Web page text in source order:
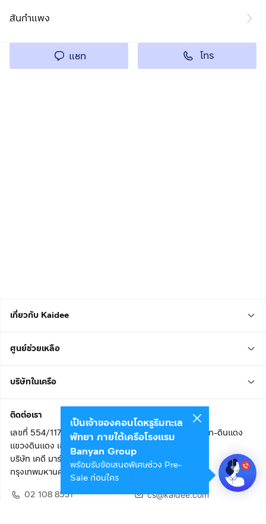
สันกำแพง
แชท โทร
เกี่ยวกับ Kaidee
ศูนย์ช่วยเหลือ
บริษัทในเครือ
ติดต่อเรา
เลขที่ 554/117 อาคารสกายไนน์ เซ็นเตอร์ ชั้น 22 ถนนอโศก-ดินแดง
แขวงดินแดง เขตดินแดง
บริษัท เคดี มาร์เก็ตเพลส จำกัด (สำนักงานใหญ่)
กรุงเทพมหานคร 10400
02 108 8531
cs@kaidee.com
เป็นเจ้าของคอนโดหรูริมทะเล
พัทยา ภายใต้เครือโรงแรม
Banyan Group
พร้อมรับข้อเสนอพิเศษช่วง Pre-
Sale ก่อนใคร